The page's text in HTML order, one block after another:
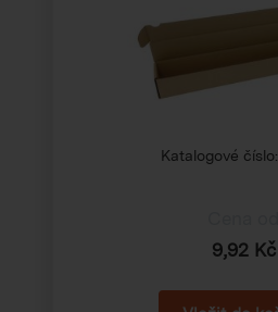
Katalogové číslo:
9,92 Kč